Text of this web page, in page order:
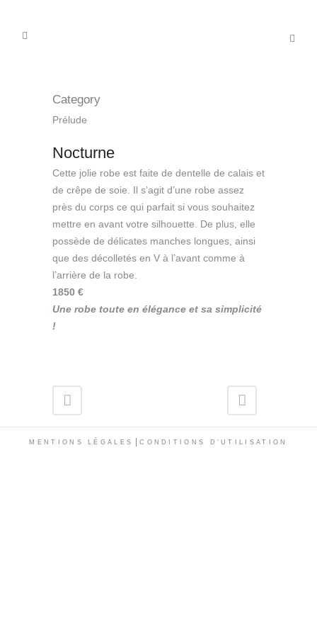
Category
Prélude
Nocturne
Cette jolie robe est faite de dentelle de calais et
de crêpe de soie. Il s’agit d’une robe assez
près du corps ce qui parfait si vous souhaitez
mettre en avant votre silhouette. De plus, elle
possède de délicates manches longues, ainsi
que des décolletés en V à l’avant comme à
l’arrière de la robe.
1850 €
Une robe toute en élégance et sa simplicité
!
MENTIONS LÉGALES |CONDITIONS D'UTILISATION